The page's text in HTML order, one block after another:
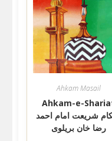
Ahkam Masail
Ahkam-e-
شریعت امام احمد
رضا خان بریلوی